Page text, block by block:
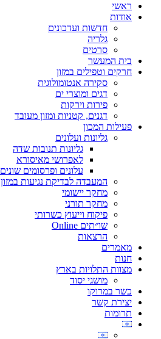
ראשי
אודות
חדשות ועדכונים
גלריה
סרטים
בית המעשר
חרקים וטפילים במזון
סקירה אנטומולוגית
דגים ומוצרי ים
פירות וירקות
דגנים, קטניות ומזון מעובד
פעילות המכון
גליונות ועלונים
גליונות תנובות שדה
לאפרושי מאיסורא
עלונים ופרסומים שונים
המעבדה לבדיקת נגיעות במזון
מחקר יישומי
מחקר תורני
פיקוח וייעוץ כשרותי
שו״תים Online
הרצאות
מאמרים
חנות
מצוות התלויות בארץ
מושגי יסוד
כשר במרוקו
יצירת קשר
תרומות